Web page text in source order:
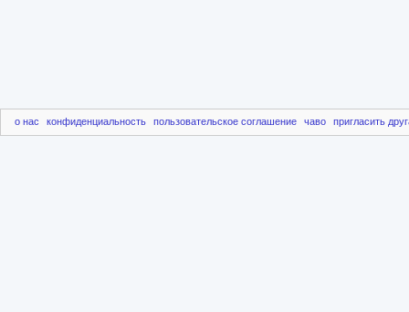
о нас конфиденциальность пользовательское соглашение чаво пригласить